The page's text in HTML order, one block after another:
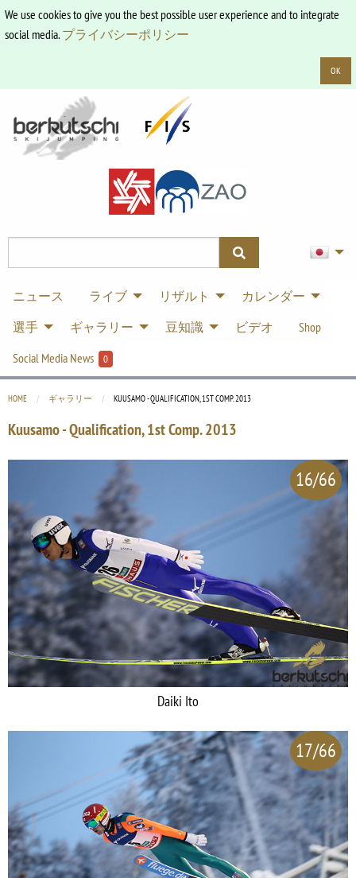
We use cookies to give you the best possible user experience and to integrate
social media.プライバシーポリシー
OK
ニュース ライブ リザルト
カレンダー
選手
ギャラリー 豆知識 ビデオ
Shop
Social Media News
0
HOME ギャラリー CURRENT:
KUUSAMO - QUALIFICATION, 1ST COMP. 2013
Kuusamo - Qualification, 1st Comp. 2013
16/66
Daiki Ito
17/66